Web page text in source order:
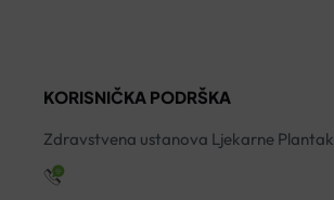
KORISNIČKA PODRŠKA
Zdravstvena ustanova Ljekarne Plantak